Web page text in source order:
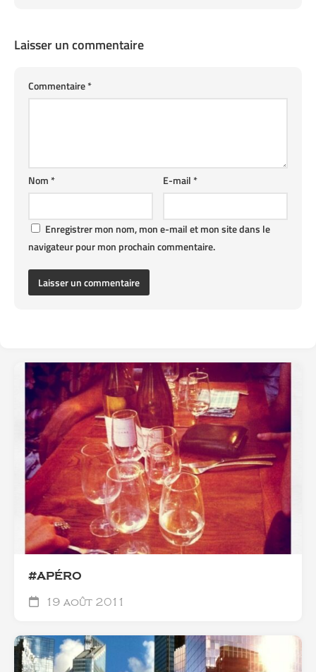
Laisser un commentaire
Commentaire*
E-mail*
Nom*
Enregistrer mon nom, mon e-mail et mon site dans le
navigateur pour mon prochain commentaire.
#APÉRO
19 août 2011